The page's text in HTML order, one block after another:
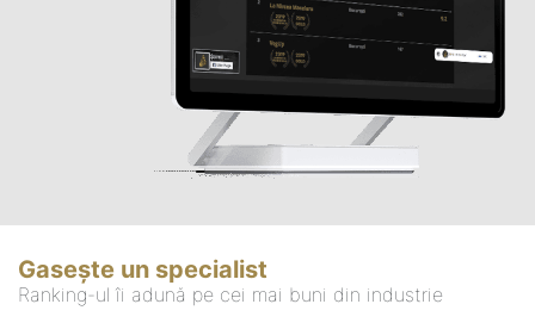
Gasește un specialist
Ranking-ul îi adună pe cei mai buni din industrie